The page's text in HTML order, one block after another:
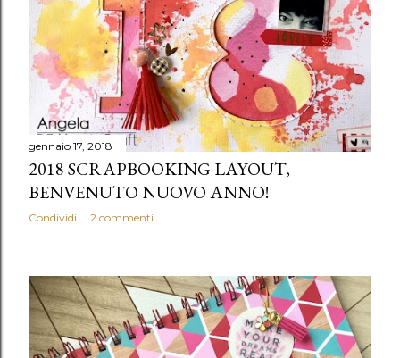
gennaio 17, 2018
2018 SCRAPBOOKING LAYOUT,
BENVENUTO NUOVO ANNO!
Condividi 2 commenti